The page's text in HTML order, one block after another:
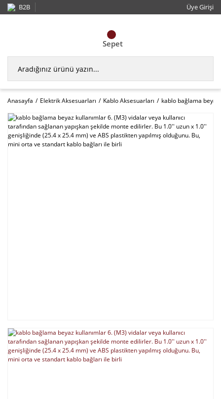
B2B Üye Girişi
Sepet
Anasayfa Elektrik Aksesuarları Kablo Aksesuarları kablo bağlama